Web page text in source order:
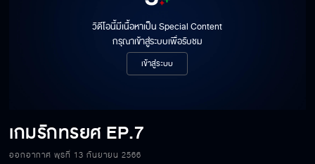
วิดีโอนี้มีเนื้อหาเป็น Special Content
กรุณาเข้าสู่ระบบเพื่อรับชม
เข้าสู่ระบบ
เกมรักทรยศ EP.7
ออกอากาศ พุธที่ 13 กันยายน 2566
เกมรักทรยศ EP.2
เกมรักทรยศ EP.3